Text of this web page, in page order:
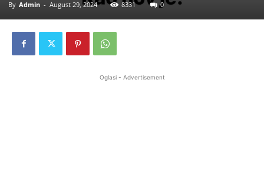
By Admin - August 29, 2024 8331 0
Oglasi - Advertisement